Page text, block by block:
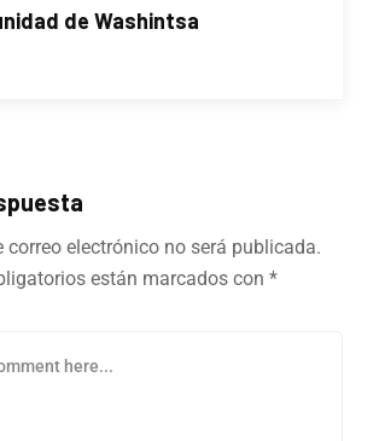
de Washintsa
correo electrónico no será publicada.
están marcados con *